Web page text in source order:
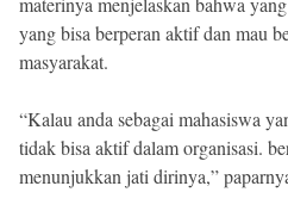
yang bisa berperan aktif dan mau
masyarakat.
“Kalau anda sebagai mahasiswa
tidak bisa aktif dalam organisasi.
menunjukkan jati dirinya,”